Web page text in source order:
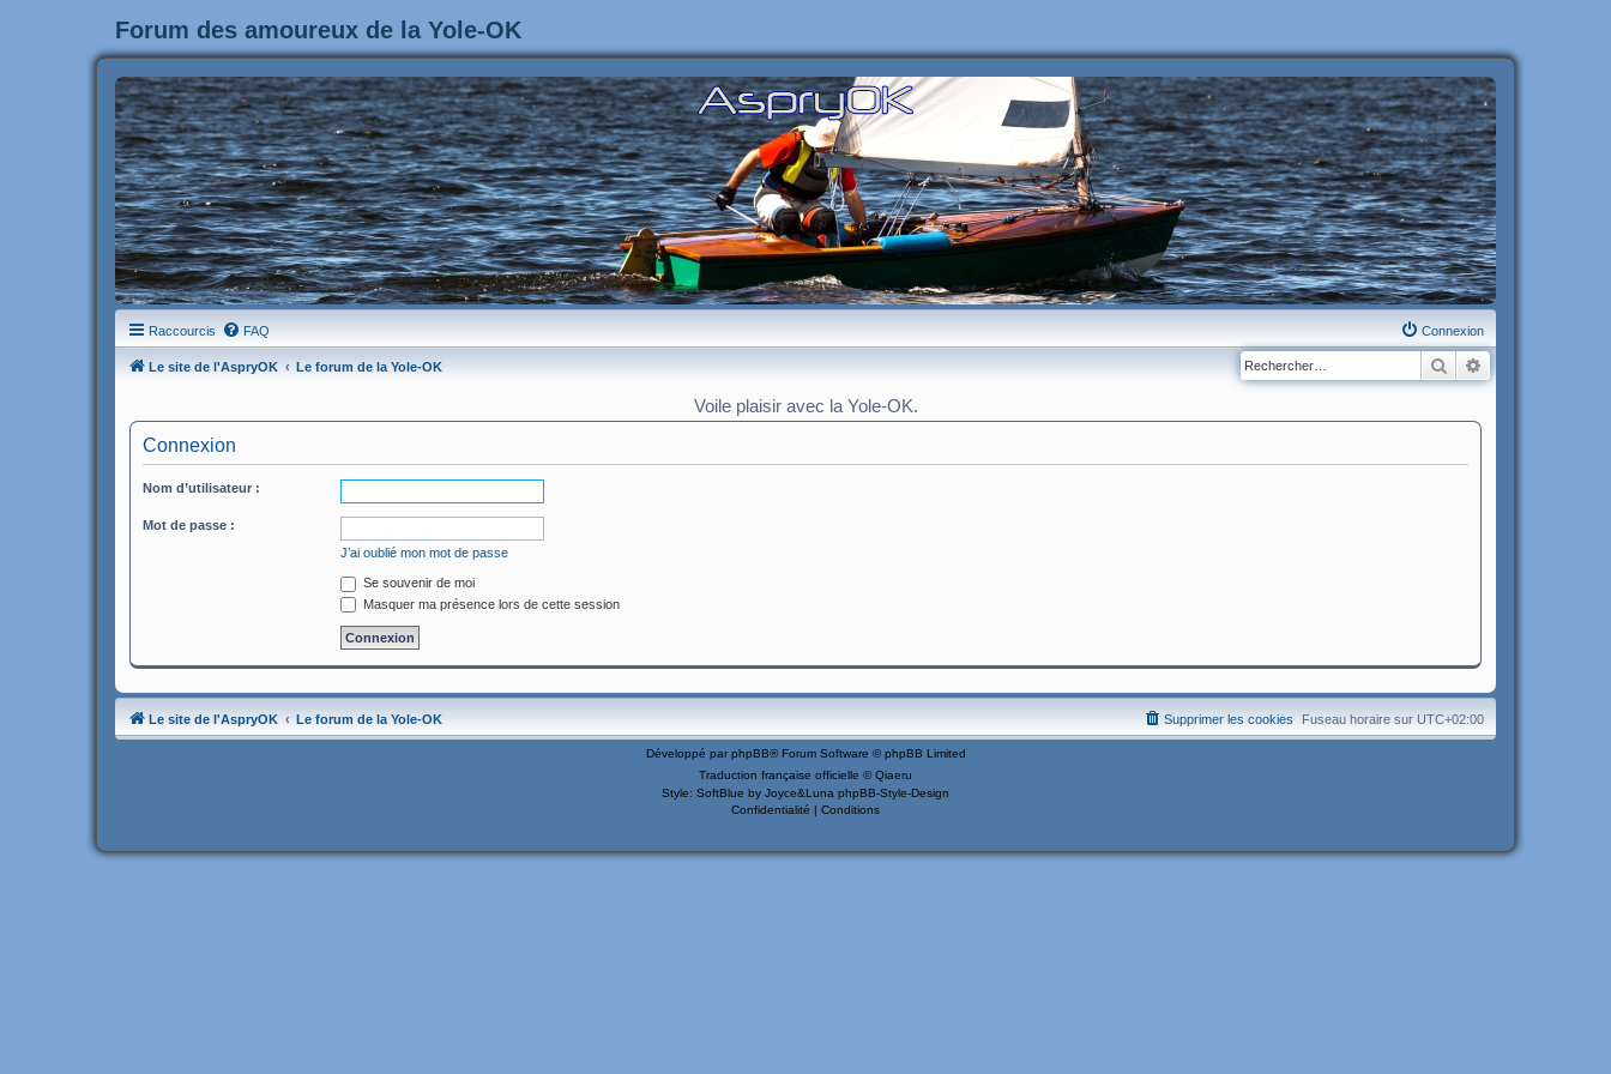
Forum des amoureux de la Yole-OK
Raccourcis FAQ Connexion
Le site de l'AspryOK Le forum de la Yole-OK Rechercher
Voile plaisir avec la Yole-OK.
Connexion
Nom d’utilisateur :
Mot de passe :
J’ai oublié mon mot de passe
Se souvenir de moi
Masquer ma présence lors de cette session
Le site de l'AspryOK Le forum de la Yole-OK Fuseau horaire sur UTC+02:00
Supprimer les cookies
Développé par phpBB® Forum Software © phpBB Limited
Traduction française officielle ©Qiaeru
Style: SoftBlue by Joyce&Luna phpBB-Style-Design
Confidentialité | Conditions